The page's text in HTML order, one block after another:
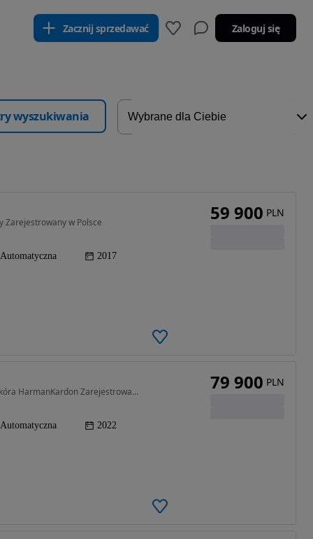
Zacznij sprzedawać Zaloguj się
wyszukiwania
Zarejestrowany w Polsce
Automatyczna 2017
59 900 PLN
2979 cm3 • 430 KM • SQ4 430KM LIFT Panorama Skóra HarmanKardon Zarejestrowany w Polsce
Automatyczna 2022
79 900 PLN